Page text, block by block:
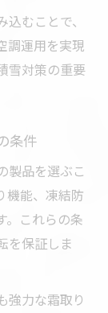
むことで、
調運用を実現
雪対策の重要
条件
製品を選ぶこ
機能、凍結防
。これらの条
を保証しま
強力な霜取り